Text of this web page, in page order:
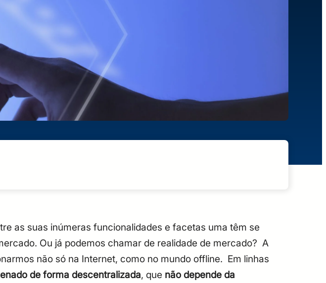
as suas inúmeras funcionalidades e facetas uma têm se
Ou já podemos chamar de realidade de mercado? A
não só na Internet, como no mundo offline. Em linhas
de forma descentralizada, que não depende da